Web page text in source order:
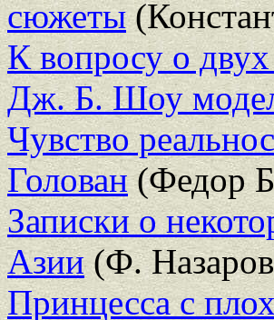
сюжеты
К вопросу о
Дж. Б. Шоу
Чувство
Голован(Федор
Записки о
Азии(Ф.
Принцесса с